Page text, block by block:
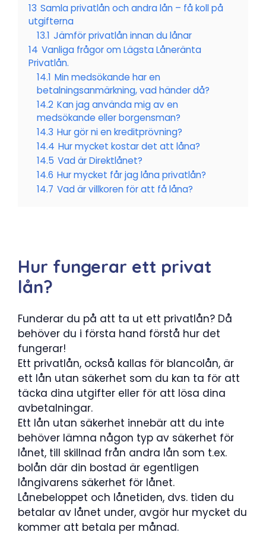
13 Samla privatlån och andra lån – få koll på
utgifterna
13.1 Jämför privatlån innan du lånar
14 Vanliga frågor om Lägsta Låneränta
Privatlån.
14.1 Min medsökande har en
betalningsanmärkning, vad händer då?
14.2 Kan jag använda mig av en
medsökande eller borgensman?
14.3 Hur gör ni en kreditprövning?
14.4 Hur mycket kostar det att låna?
14.5 Vad är Direktlånet?
14.6 Hur mycket får jag låna privatlån?
14.7 Vad är villkoren för att få låna?
Hur fungerar ett privat
lån?
Funderar du på att ta ut ett privatlån? Då
behöver du i första hand förstå hur det
fungerar!
Ett privatlån, också kallas för blancolån, är
ett lån utan säkerhet som du kan ta för att
täcka dina utgifter eller för att lösa dina
avbetalningar.
Ett lån utan säkerhet innebär att du inte
behöver lämna någon typ av säkerhet för
lånet, till skillnad från andra lån som t.ex.
bolån där din bostad är egentligen
långivarens säkerhet för lånet.
Lånebeloppet och lånetiden, dvs. tiden du
betalar av lånet under, avgör hur mycket du
kommer att betala per månad.